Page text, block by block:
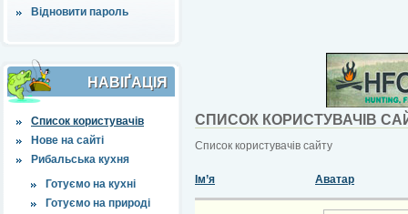
Відновити пароль
НАВІҐАЦІЯ
Список користувачів
Нове на сайті
Рибальська кухня
Готуємо на кухні
Готуємо на природі
СПИСОК КОРИСТУВАЧІВ
Список користувачів сайту
Ім’я Аватар